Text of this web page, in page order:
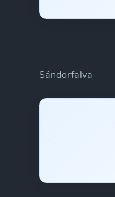
Sándorfalva